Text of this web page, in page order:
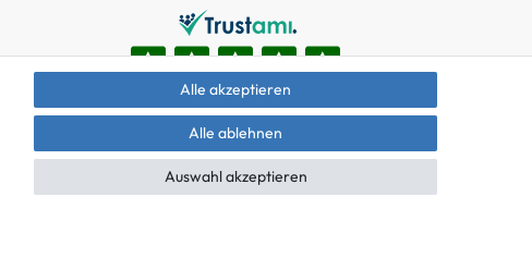
Alle akzeptieren
Alle ablehnen
Auswahl akzeptieren